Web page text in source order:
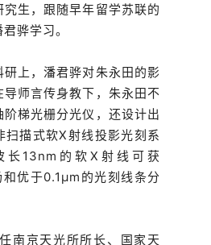
生，跟随早年留学苏联的
骅学习。
上，潘君骅对朱永田的影
导师言传身教下，朱永田不
梯光栅分光仪，还设计出
扫描式软X射线投影光刻系
长13nm的软X射线可获
优于0.1μm的光刻线条分
南京天光所所长、国家天